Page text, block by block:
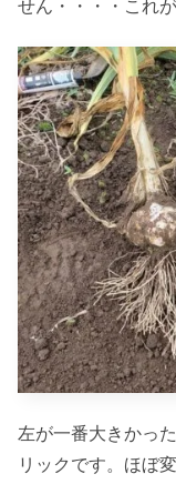
せん・・・・これ
左が一番大きかっ
リックです。ほぼ